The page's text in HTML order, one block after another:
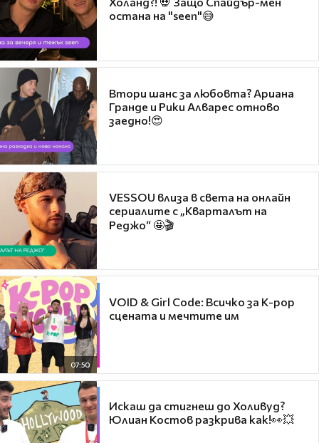
остана на "seen"😅
Втори шанс за любовта? Ариана
Гранде и Рики Алварес отново
заедно!😍
VESSOU влиза в света на онлайн
сериалите с „Кварталът на
Реджо“ 🤩🎬
07:50
VOID & Girl Code: Всичко за K-pop
сцената и мечтите им
Искаш да стигнеш до Холивуд?
Юлиан Костов разкрива как!👀💥